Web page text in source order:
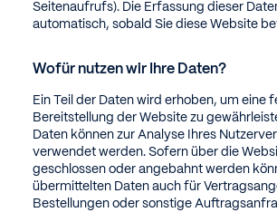
Seitenaufrufs). Die Erfassung dieser
automatisch, sobald Sie diese Website
Wofür nutzen wir Ihre Daten?
Ein Teil der Daten wird erhoben, um eine
Bereitstellung der Website zu
Daten können zur Analyse Ihres
verwendet werden. Sofern über die
geschlossen oder angebahnt werden
übermittelten Daten auch für
Bestellungen oder sonstige